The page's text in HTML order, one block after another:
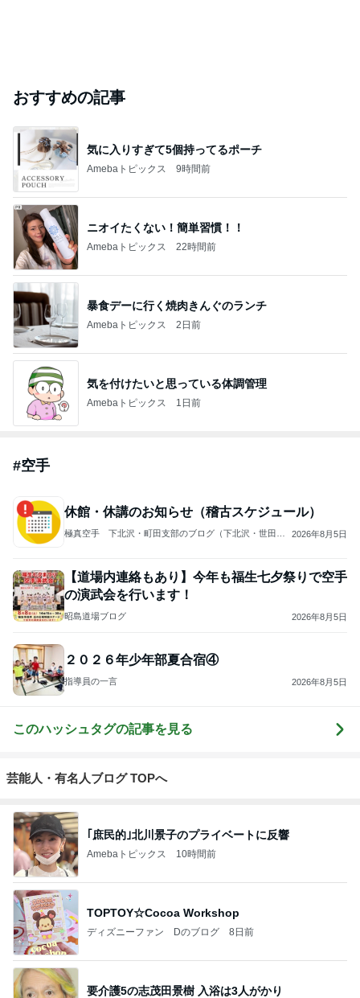
おすすめの記事
気に入りすぎて5個持ってるポーチ
Amebaトピックス 9時間前
ニオイたくない！簡単習慣！！
Amebaトピックス 22時間前
暴食デーに行く焼肉きんぐのランチ
Amebaトピックス 2日前
気を付けたいと思っている体調管理
Amebaトピックス 1日前
#空手
休館・休講のお知らせ（稽古スケジュール）
極真空手 下北沢・町田支部のブログ（下北沢・世田谷
2026年8月5日
【道場内連絡もあり】今年も福生七夕祭りで空手
の演武会を行います！
昭島道場ブログ 2026年8月5日
２０２６年少年部夏合宿④
指導員の一言 2026年8月5日
このハッシュタグの記事を見る
芸能人・有名人ブログ TOPへ
｢庶民的｣北川景子のプライベートに反響
Amebaトピックス 10時間前
TOPTOY☆Cocoa Workshop
ディズニーファン Dのブログ 8日前
要介護5の志茂田景樹 入浴は3人がかり